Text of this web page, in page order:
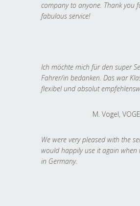
company to anyone. Thank you
fabulous service!
Ich möchte mich für den super
Fahrer/in bedanken. Das war
flexibel und absolut
M. Vogel,
We were very pleased with the
would happily use it again when
in Germany.